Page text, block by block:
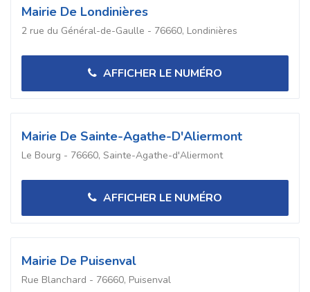
Mairie De Londinières
2 rue du Général-de-Gaulle - 76660, Londinières
AFFICHER LE NUMÉRO
Mairie De Sainte-Agathe-D'Aliermont
Le Bourg - 76660, Sainte-Agathe-d'Aliermont
AFFICHER LE NUMÉRO
Mairie De Puisenval
Rue Blanchard - 76660, Puisenval